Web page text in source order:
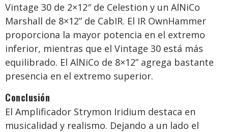
Vintage 30 de 2×12″ de Celestion y un AlNiCo
Marshall de 8×12” de CabIR. El IR OwnHammer
proporciona la mayor potencia en el extremo
inferior, mientras que el Vintage 30 está más
equilibrado. El AlNiCo de 8×12” agrega bastante
presencia en el extremo superior.
Conclusión
El Amplificador Strymon Iridium destaca en
musicalidad y realismo. Dejando a un lado el